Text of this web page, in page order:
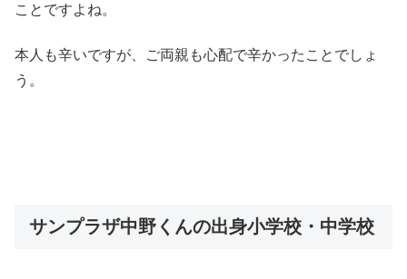
ことですよね。
本人も辛いですが、ご両親も心配で辛かったことでしょ
う。
サンプラザ中野くんの出身小学校・中学校